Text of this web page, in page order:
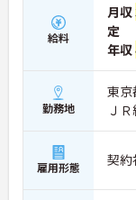
給料
月収
定
年収
勤務地
東京
Ｊ
雇用形態 契約